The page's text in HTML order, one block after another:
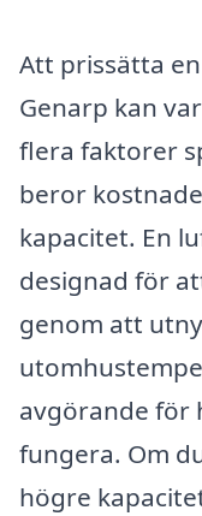
Att prissätta
Genarp kan
flera faktorer
beror
kapacitet. En
designad för
genom att
avgörande för
fungera. Om
högre